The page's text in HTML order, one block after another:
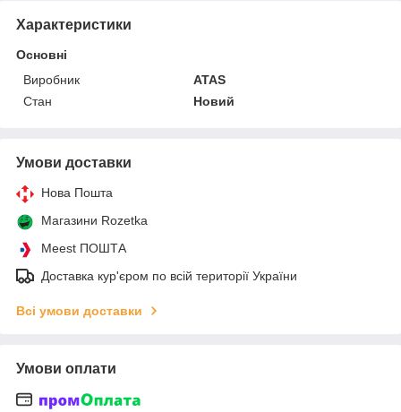
Характеристики
Основні
Виробник
ATAS
Стан
Новий
Умови доставки
Нова Пошта
Магазини Rozetka
Meest ПОШТА
Доставка кур'єром по всій території України
Всі умови доставки
Умови оплати